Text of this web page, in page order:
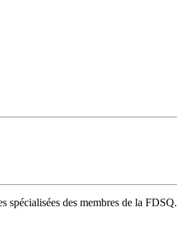
spécialisées des membres de la FDSQ.